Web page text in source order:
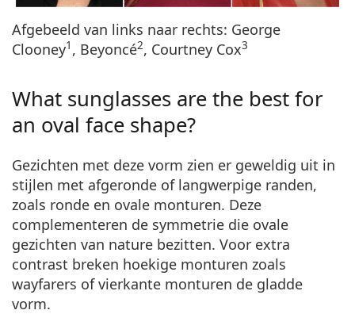
Afgebeeld van links naar rechts: George
Clooney1 , Beyoncé2, Courtney Cox3
What sunglasses are the best for
an oval face shape?
Gezichten met deze vorm zien er geweldig uit in
stijlen met afgeronde of langwerpige randen,
zoals ronde en ovale monturen. Deze
complementeren de symmetrie die ovale
gezichten van nature bezitten. Voor extra
contrast breken hoekige monturen zoals
wayfarers of vierkante monturen de gladde
vorm.